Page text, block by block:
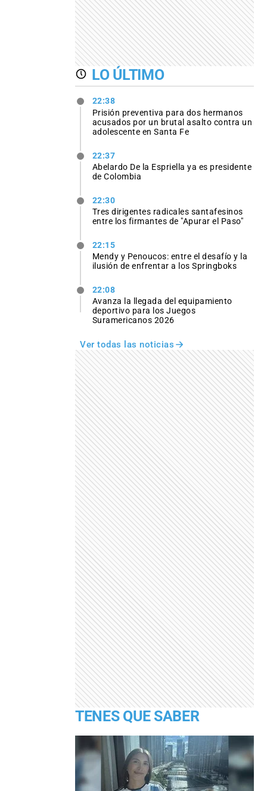
LO ÚLTIMO
22:38
Prisión preventiva para dos hermanos
acusados por un brutal asalto contra un
adolescente en Santa Fe
22:37
Abelardo De la Espriella ya es presidente
de Colombia
22:30
Tres dirigentes radicales santafesinos
entre los firmantes de "Apurar el Paso"
22:15
Mendy y Penoucos: entre el desafío y la
ilusión de enfrentar a los Springboks
22:08
Avanza la llegada del equipamiento
deportivo para los Juegos
Suramericanos 2026
Ver todas las noticias
TENES QUE SABER